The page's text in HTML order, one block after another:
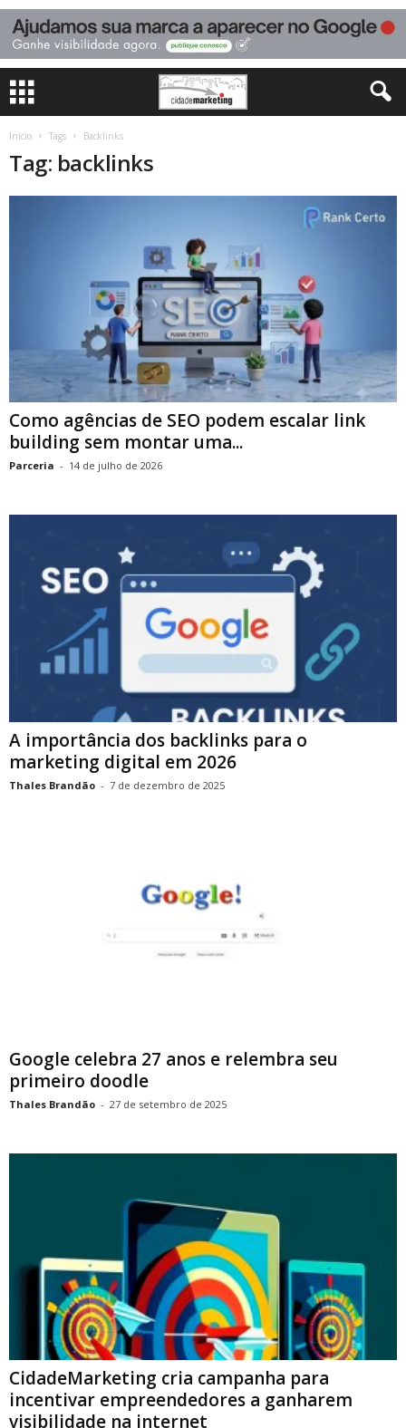
Início Tags Backlinks
Tag: backlinks
Como agências de SEO podem escalar link
building sem montar uma...
Parceria - 14 de julho de 2026
A importância dos backlinks para o
marketing digital em 2026
Thales Brandão - 7 de dezembro de 2025
Google celebra 27 anos e relembra seu
primeiro doodle
Thales Brandão - 27 de setembro de 2025
CidadeMarketing cria campanha para
incentivar empreendedores a ganharem
visibilidade na internet